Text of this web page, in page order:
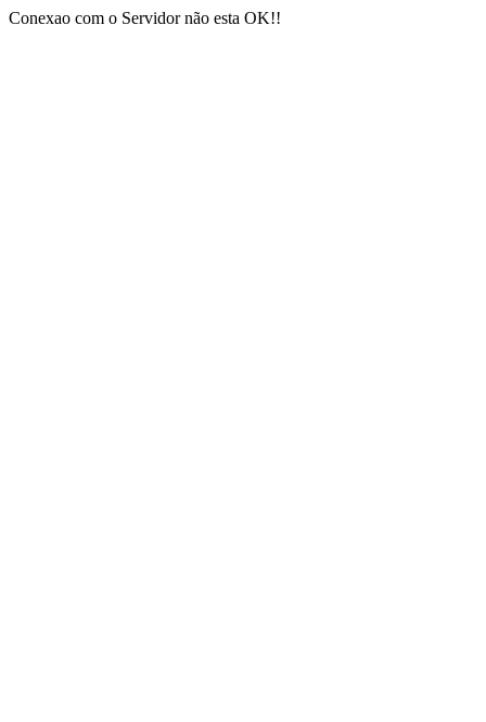
Conexao com o Servidor não esta OK!!